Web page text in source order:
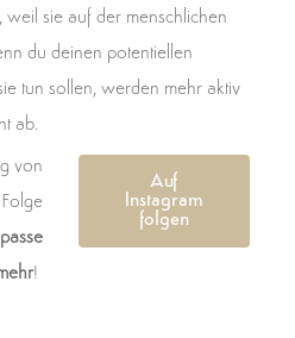
weil sie auf der menschlichen
du deinen potentiellen
tun sollen, werden mehr aktiv
ab.
von
!
Auf
Instagram
folgen